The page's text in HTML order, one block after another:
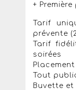
+
Tarif
prévente
Tarif
soirées
Tout
Buvette